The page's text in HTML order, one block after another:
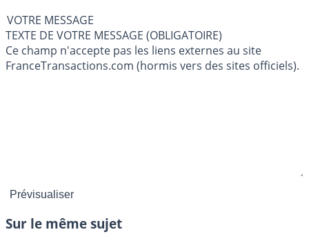
VOTRE MESSAGE
TEXTE DE VOTRE MESSAGE (OBLIGATOIRE)
Ce champ n'accepte pas les liens externes au site
FranceTransactions.com (hormis vers des sites officiels).